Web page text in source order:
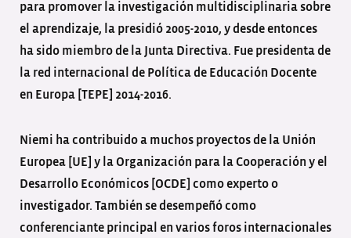
para promover la investigación multidisciplinaria sobre
el aprendizaje, la presidió 2005-2010, y desde entonces
ha sido miembro de la Junta Directiva. Fue presidenta de
la red internacional de Política de Educación Docente
en Europa [TEPE] 2014-2016.
Niemi ha contribuido a muchos proyectos de la Unión
Europea [UE] y la Organización para la Cooperación y el
Desarrollo Económicos [OCDE] como experto o
investigador. También se desempeñó como
conferenciante principal en varios foros internacionales